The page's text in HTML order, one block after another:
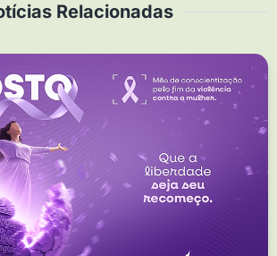
Relacionadas